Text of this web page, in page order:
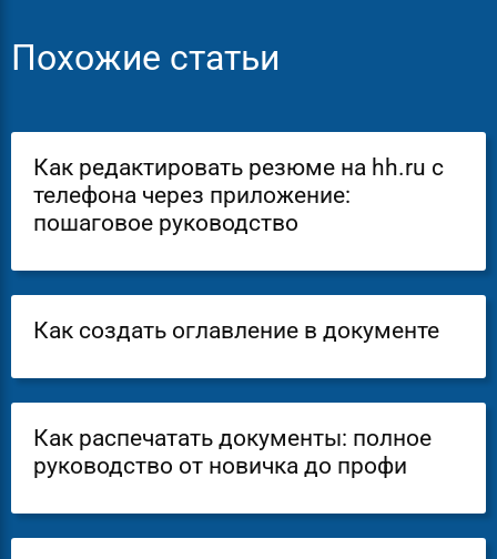
Похожие статьи
Как редактировать резюме на hh.ru с
телефона через приложение:
пошаговое руководство
Как создать оглавление в документе
Как распечатать документы: полное
руководство от новичка до профи